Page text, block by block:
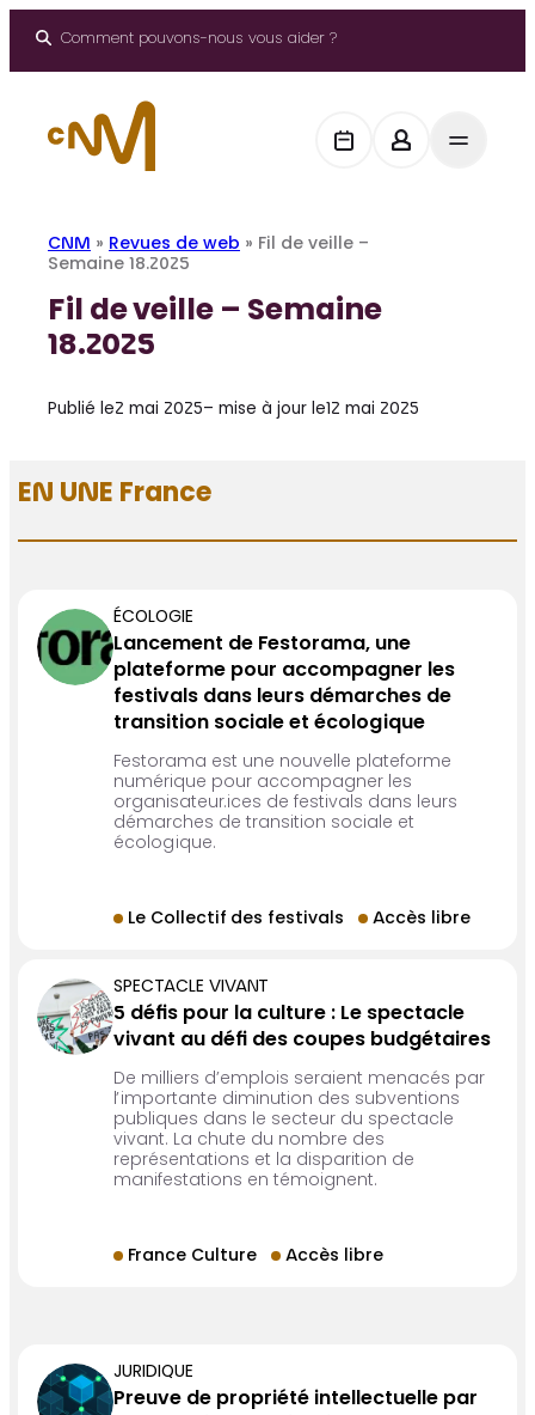
Comment pouvons-nous vous aider ?
CNM » Revues de web » Fil de veille –
Semaine 18.2025
Fil de veille – Semaine
18.2025
Publié le2 mai 2025– mise à jour le12 mai 2025
EN UNE France
ÉCOLOGIE
Lancement de Festorama, une
plateforme pour accompagner les
festivals dans leurs démarches de
transition sociale et écologique
Festorama est une nouvelle plateforme
numérique pour accompagner les
organisateur.ices de festivals dans leurs
démarches de transition sociale et
écologique.
Le Collectif des festivals Accès libre
SPECTACLE VIVANT
5 défis pour la culture : Le spectacle
vivant au défi des coupes budgétaires
De milliers d’emplois seraient menacés par
l’importante diminution des subventions
publiques dans le secteur du spectacle
vivant. La chute du nombre des
représentations et la disparition de
manifestations en témoignent.
France Culture Accès libre
JURIDIQUE
Preuve de propriété intellectuelle par